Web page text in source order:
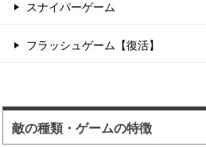
スナイパーゲーム
フラッシュゲーム【復活】
敵の種類・ゲームの特徴